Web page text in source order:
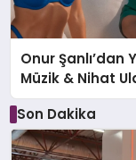
Onur Şanlı’dan
Müzik & Nihat
Son Dakika